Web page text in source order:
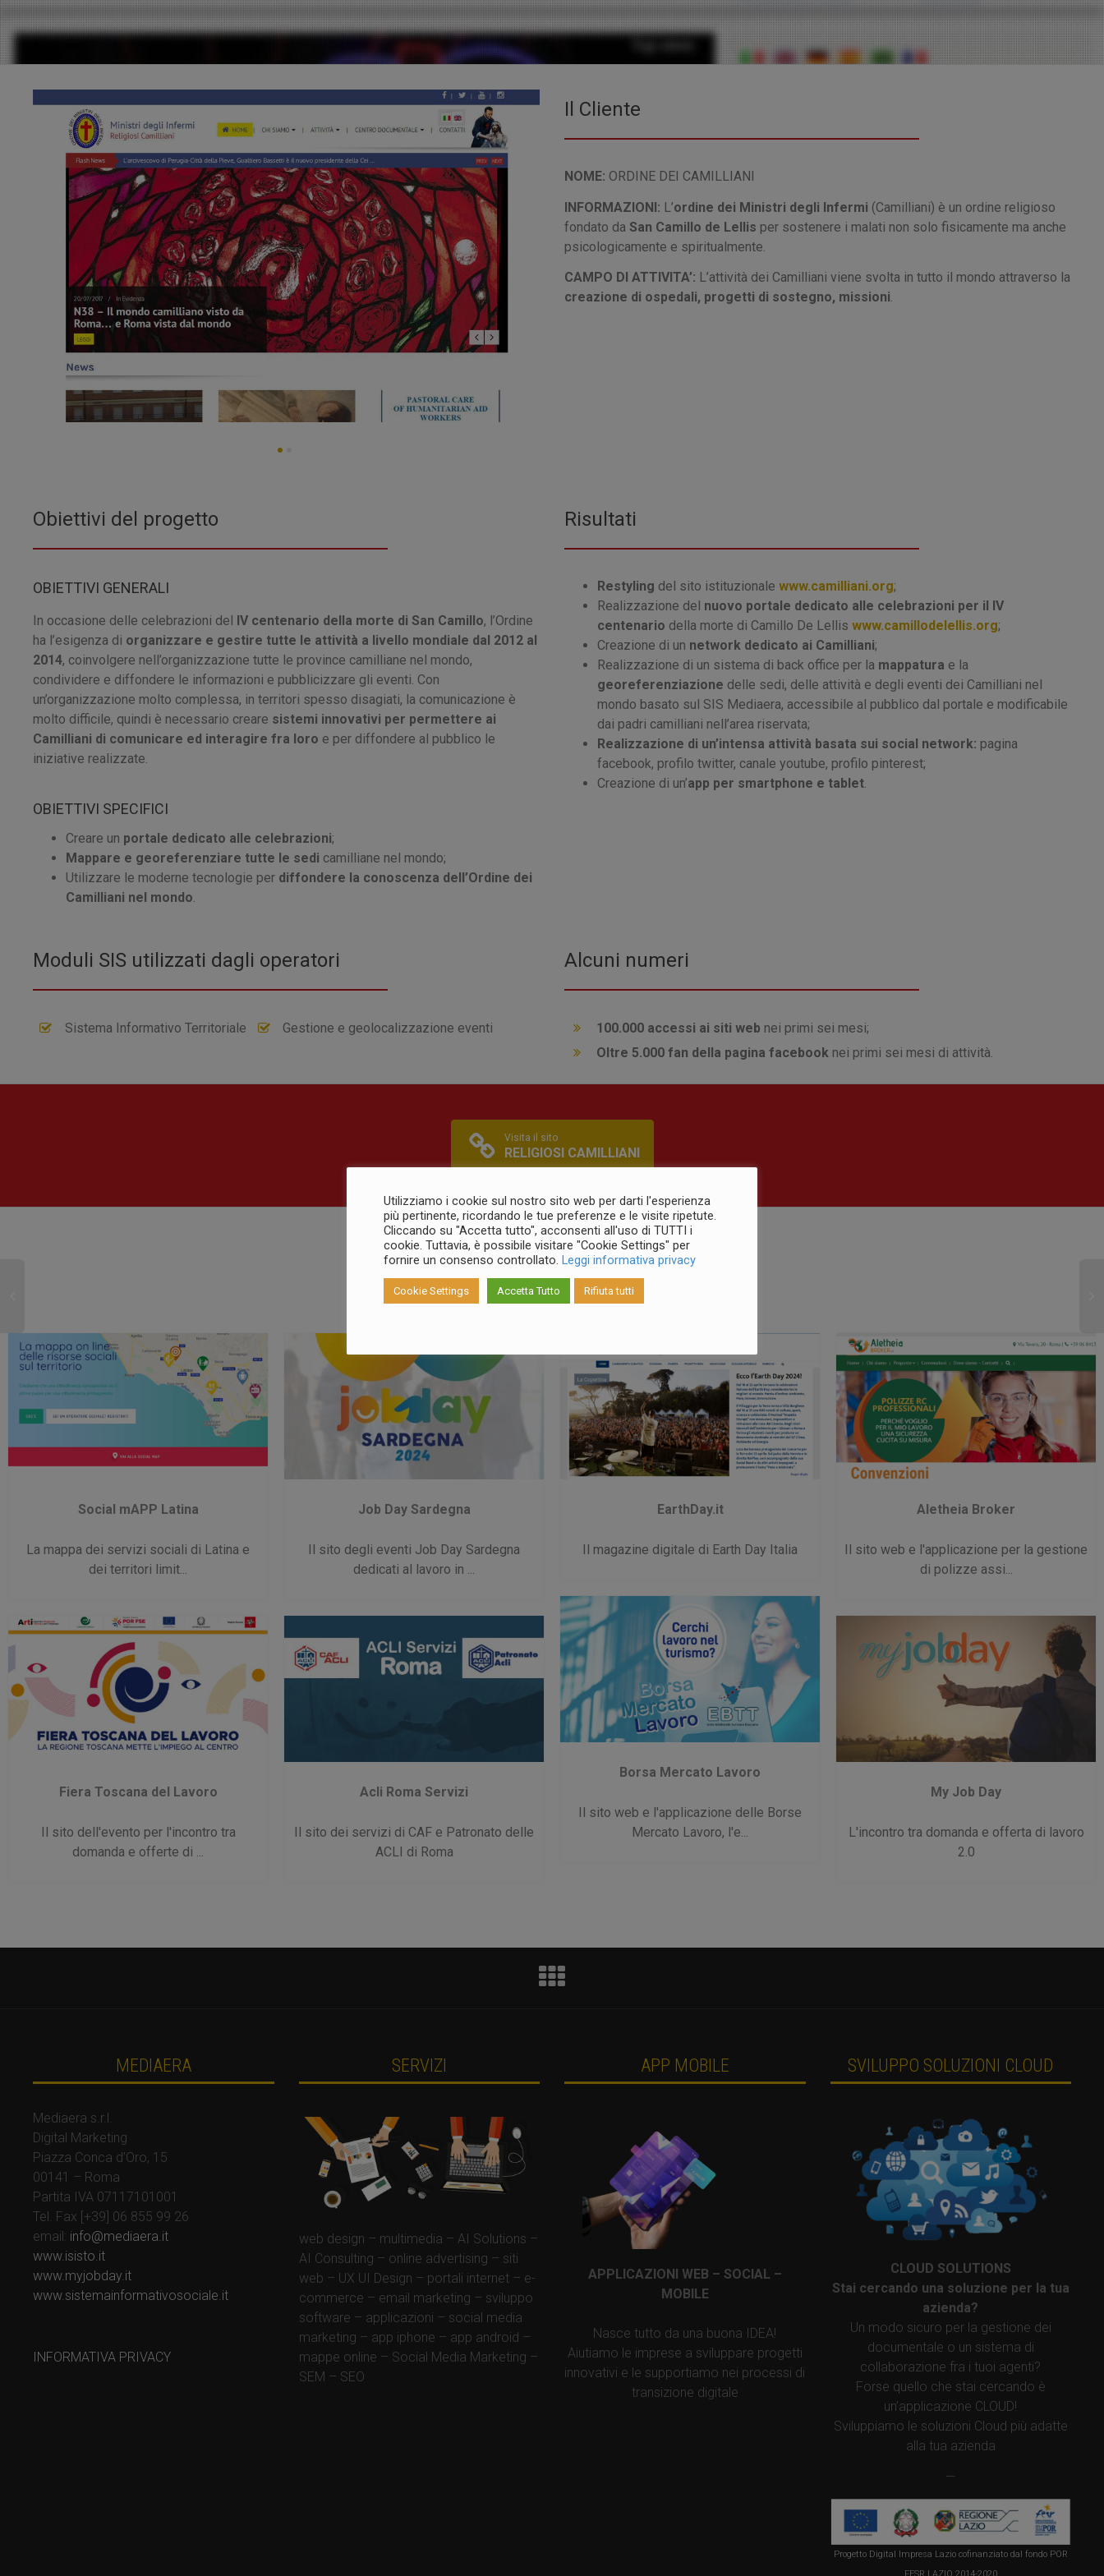
Il Cliente
NOME: ORDINE DEI CAMILLIANI
INFORMAZIONI: L’ordine dei Ministri degli Infermi (Camilliani) è un ordine religioso
fondato da San Camillo de Lellis per sostenere i malati non solo fisicamente ma anche
psicologicamente e spiritualmente.
CAMPO DI ATTIVITA’: L’attività dei Camilliani viene svolta in tutto il mondo attraverso la
creazione di ospedali, progetti di sostegno, missioni.
Obiettivi del progetto
OBIETTIVI GENERALI
In occasione delle celebrazioni del IV centenario della morte di San Camillo, l’Ordine
ha l’esigenza di organizzare e gestire tutte le attività a livello mondiale dal 2012 al
2014, coinvolgere nell’organizzazione tutte le province camilliane nel mondo,
condividere e diffondere le informazioni e pubblicizzare gli eventi. Con
un’organizzazione molto complessa, in territori spesso disagiati, la comunicazione è
molto difficile, quindi è necessario creare sistemi innovativi per permettere ai
Camilliani di comunicare ed interagire fra loro e per diffondere al pubblico le
iniziative realizzate.
OBIETTIVI SPECIFICI
Creare un portale dedicato alle celebrazioni;
Mappare e georeferenziare tutte le sedi camilliane nel mondo;
Utilizzare le moderne tecnologie per diffondere la conoscenza dell’Ordine dei
Camilliani nel mondo.
Risultati
Restyling del sito istituzionale www.camilliani.org;
Realizzazione del nuovo portale dedicato alle celebrazioni per il IV
centenario della morte di Camillo De Lellis www.camillodelellis.org;
Creazione di un network dedicato ai Camilliani;
Realizzazione di un sistema di back office per la mappatura e la
georeferenziazione delle sedi, delle attività e degli eventi dei Camilliani nel
mondo basato sul SIS Mediaera, accessibile al pubblico dal portale e modificabile
dai padri camilliani nell’area riservata;
Realizzazione di un’intensa attività basata sui social network: pagina
facebook, profilo twitter, canale youtube, profilo pinterest;
Creazione di un’app per smartphone e tablet.
Moduli SIS utilizzati dagli operatori
Sistema Informativo Territoriale Gestione e geolocalizzazione eventi
Alcuni numeri
100.000 accessi ai siti web nei primi sei mesi;
Oltre 5.000 fan della pagina facebook nei primi sei mesi di attività.
Visita il sito
RELIGIOSI CAMILLIANI
Altri Progetti
Social mAPP Latina
La mappa dei servizi sociali di Latina e
dei territori limit...
Job Day Sardegna
Il sito degli eventi Job Day Sardegna
dedicati al lavoro in ...
EarthDay.it
Il magazine digitale di Earth Day Italia
Aletheia Broker
Il sito web e l'applicazione per la gestione
di polizze assi...
Borsa Mercato Lavoro
Il sito web e l'applicazione delle Borse
Mercato Lavoro, l'e...
Fiera Toscana del Lavoro
Il sito dell'evento per l'incontro tra
domanda e offerte di ...
Acli Roma Servizi
Il sito dei servizi di CAF e Patronato delle
ACLI di Roma
My Job Day
L'incontro tra domanda e offerta di lavoro
2.0
MEDIAERA
Mediaera s.r.l.
Digital Marketing
Piazza Conca d’Oro, 15
00141 – Roma
Partita IVA 07117101001
Tel. Fax [+39] 06 855 99 26
email: info@mediaera.it
www.isisto.it
www.myjobday.it
www.sistemainformativosociale.it
INFORMATIVA PRIVACY
SERVIZI
web design – multimedia – AI Solutions –
AI Consulting – online advertising – siti
web – UX UI Design – portali internet – e-
commerce – email marketing – sviluppo
software – applicazioni – social media
marketing – app iphone – app android –
mappe online – Social Media Marketing –
SEM – SEO
APP MOBILE
APPLICAZIONI WEB – SOCIAL –
MOBILE
Nasce tutto da una buona IDEA!
Aiutiamo le imprese a sviluppare progetti
innovativi e le supportiamo nei processi di
transizione digitale
SVILUPPO SOLUZIONI CLOUD
CLOUD SOLUTIONS
Stai cercando una soluzione per la tua
azienda?
Un modo sicuro per la gestione dei
documentale o un sistema di
collaborazione fra i tuoi agenti?
Forse quello che stai cercando è
un’applicazione CLOUD!
Sviluppiamo le soluzioni Cloud più adatte
alla tua azienda
—
Progetto Digital Impresa Lazio cofinanziato dal fondo POR
FESR LAZIO 2014-2020
Utilizziamo i cookie sul nostro sito web per darti l'esperienza
più pertinente, ricordando le tue preferenze e le visite ripetute.
Cliccando su "Accetta tutto", acconsenti all'uso di TUTTI i
cookie. Tuttavia, è possibile visitare "Cookie Settings" per
fornire un consenso controllato. Leggi informativa privacy
Cookie Settings Accetta Tutto Rifiuta tutti